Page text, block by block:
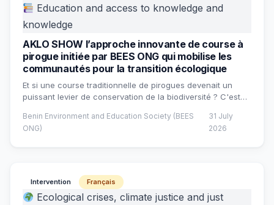
Education and access to knowledge and
knowledge
AKLO SHOW l’approche innovante de course à
pirogue initiée par BEES ONG qui mobilise les
communautés pour la transition écologique
Et si une course traditionnelle de pirogues devenait un
puissant levier de conservation de la biodiversité ? C'est…
Benin Environment and Education Society (BEES
ONG)
31 July
2026
Intervention Français
Ecological crises, climate justice and just